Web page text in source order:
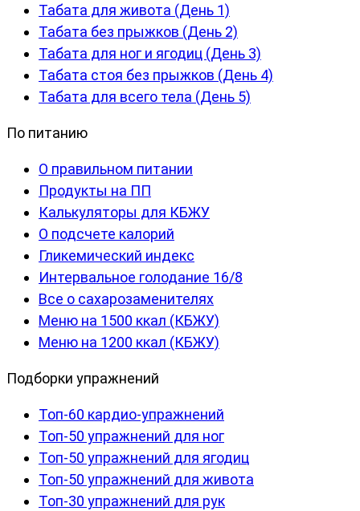
Табата для живота (День 1)
Табата без прыжков (День 2)
Табата для ног и ягодиц (День 3)
Табата стоя без прыжков (День 4)
Табата для всего тела (День 5)
По питанию
О правильном питании
Продукты на ПП
Калькуляторы для КБЖУ
О подсчете калорий
Гликемический индекс
Интервальное голодание 16/8
Все о сахарозаменителях
Меню на 1500 ккал (КБЖУ)
Меню на 1200 ккал (КБЖУ)
Подборки упражнений
Топ-60 кардио-упражнений
Топ-50 упражнений для ног
Топ-50 упражнений для ягодиц
Топ-50 упражнений для живота
Топ-30 упражнений для рук